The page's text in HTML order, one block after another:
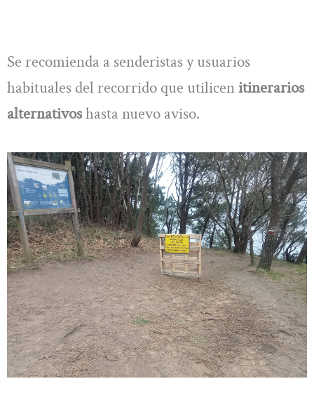
Se recomienda a senderistas y usuarios
habituales del recorrido que utilicen itinerarios
alternativoshasta nuevo aviso.